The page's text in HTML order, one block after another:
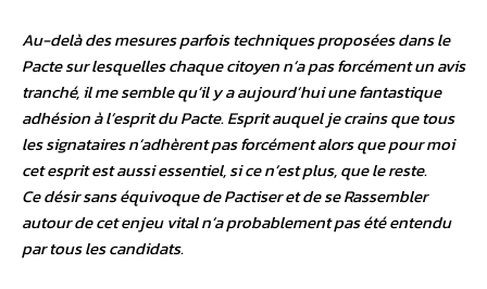
Au-delà des mesures parfois techniques proposées dans le
Pacte sur lesquelles chaque citoyen n’a pas forcément un avis
tranché, il me semble qu’il y a aujourd’hui une fantastique
adhésion à l’esprit du Pacte. Esprit auquel je crains que tous
les signataires n’adhèrent pas forcément alors que pour moi
cet esprit est aussi essentiel, si ce n’est plus, que le reste.
Ce désir sans équivoque de Pactiser et de se Rassembler
autour de cet enjeu vital n’a probablement pas été entendu
par tous les candidats.